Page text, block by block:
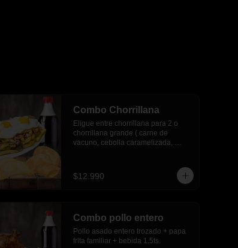
Combo Chorrillana
Eligue entre chorrillana para 2 o
chorrillana grande ( carne de
vacuno, cebolla caramelizada,
1.5 lts.
$12.990
Combo pollo entero
Pollo asado entero trozado + papa
frita familiar + bebida 1.5ts.